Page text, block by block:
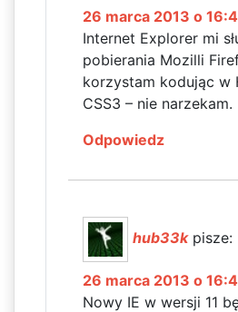
26 marca 2013 o
Internet Explorer mi
pobierania Mozilli
korzystam kodując w
CSS3 – nie narzekam.
Odpowiedz
hub33k pisze:
26 marca 2013 o
Nowy IE w wersji 11